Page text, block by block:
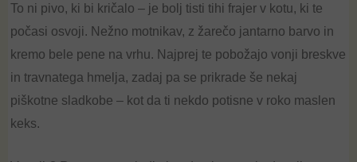
To ni pivo, ki bi kričalo – je bolj tisti tihi frajer v kotu, ki te
počasi osvoji. Nežno motnikav, z žarečo jantarno barvo in
kremo bele pene na vrhu. Najprej te pobožajo vonji breskve
in travnatega hmelja, zadaj pa se prikrade še nekaj
piškotne sladkobe – kot da ti nekdo potisne v roko maslen
keks.